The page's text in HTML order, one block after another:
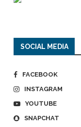
SOCIAL MEDIA
FACEBOOK
INSTAGRAM
YOUTUBE
SNAPCHAT